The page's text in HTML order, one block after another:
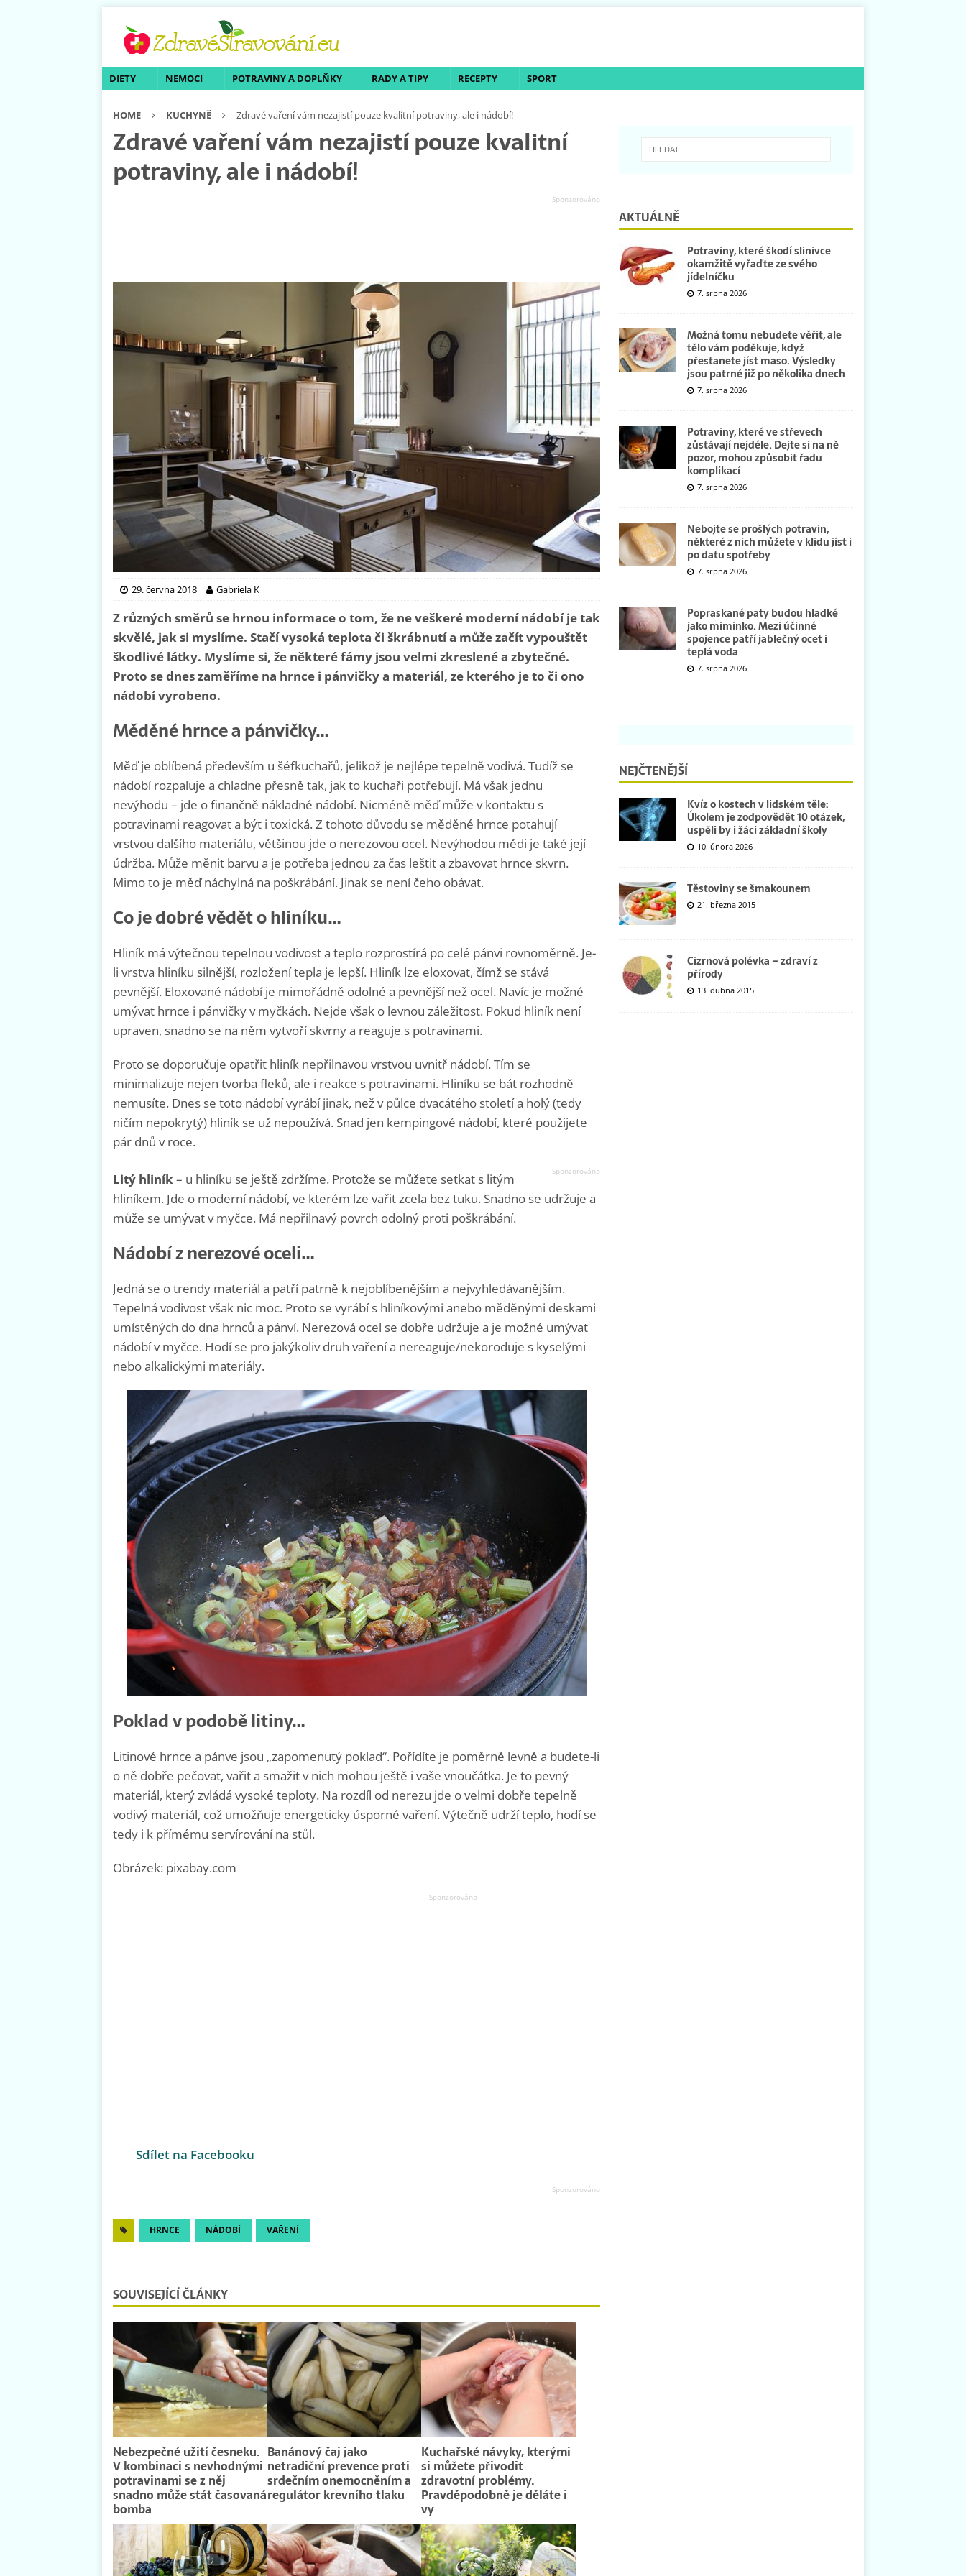
DIETY NEMOCI POTRAVINY A DOPLŇKY RADY A TIPY RECEPTY SPORT
HOME KUCHYNĚ Zdravé vaření vám nezajistí pouze kvalitní potraviny, ale i nádobí!
Zdravé vaření vám nezajistí pouze kvalitní
potraviny, ale i nádobí!
29. června 2018 Gabriela K
Z různých směrů se hrnou informace o tom, že ne veškeré moderní nádobí je tak
skvělé, jak si myslíme. Stačí vysoká teplota či škrábnutí a může začít vypouštět
škodlivé látky. Myslíme si, že některé fámy jsou velmi zkreslené a zbytečné.
Proto se dnes zaměříme na hrnce i pánvičky a materiál, ze kterého je to či ono
nádobí vyrobeno.
Měděné hrnce a pánvičky…
Měď je oblíbená především u šéfkuchařů, jelikož je nejlépe tepelně vodivá. Tudíž se
nádobí rozpaluje a chladne přesně tak, jak to kuchaři potřebují. Má však jednu
nevýhodu – jde o finančně nákladné nádobí. Nicméně měď může v kontaktu s
potravinami reagovat a být i toxická. Z tohoto důvodu se měděné hrnce potahují
vrstvou dalšího materiálu, většinou jde o nerezovou ocel. Nevýhodou mědi je také její
údržba. Může měnit barvu a je potřeba jednou za čas leštit a zbavovat hrnce skvrn.
Mimo to je měď náchylná na poškrábání. Jinak se není čeho obávat.
Co je dobré vědět o hliníku…
Hliník má výtečnou tepelnou vodivost a teplo rozprostírá po celé pánvi rovnoměrně. Je-
li vrstva hliníku silnější, rozložení tepla je lepší. Hliník lze eloxovat, čímž se stává
pevnější. Eloxované nádobí je mimořádně odolné a pevnější než ocel. Navíc je možné
umývat hrnce i pánvičky v myčkách. Nejde však o levnou záležitost. Pokud hliník není
upraven, snadno se na něm vytvoří skvrny a reaguje s potravinami.
Proto se doporučuje opatřit hliník nepřilnavou vrstvou uvnitř nádobí. Tím se
minimalizuje nejen tvorba fleků, ale i reakce s potravinami. Hliníku se bát rozhodně
nemusíte. Dnes se toto nádobí vyrábí jinak, než v půlce dvacátého století a holý (tedy
ničím nepokrytý) hliník se už nepoužívá. Snad jen kempingové nádobí, které použijete
pár dnů v roce.
Litý hliník– u hliníku se ještě zdržíme. Protože se můžete setkat s litým
hliníkem. Jde o moderní nádobí, ve kterém lze vařit zcela bez tuku. Snadno se udržuje a
může se umývat v myčce. Má nepřilnavý povrch odolný proti poškrábání.
Nádobí z nerezové oceli…
Jedná se o trendy materiál a patří patrně k nejoblíbenějším a nejvyhledávanějším.
Tepelná vodivost však nic moc. Proto se vyrábí s hliníkovými anebo měděnými deskami
umístěných do dna hrnců a pánví. Nerezová ocel se dobře udržuje a je možné umývat
nádobí v myčce. Hodí se pro jakýkoliv druh vaření a nereaguje/nekoroduje s kyselými
nebo alkalickými materiály.
Poklad v podobě litiny…
Litinové hrnce a pánve jsou „zapomenutý poklad“. Pořídíte je poměrně levně a budete-li
o ně dobře pečovat, vařit a smažit v nich mohou ještě i vaše vnoučátka. Je to pevný
materiál, který zvládá vysoké teploty. Na rozdíl od nerezu jde o velmi dobře tepelně
vodivý materiál, což umožňuje energeticky úsporné vaření. Výtečně udrží teplo, hodí se
tedy i k přímému servírování na stůl.
Obrázek: pixabay.com
Sdílet na Facebooku
HRNCE NÁDOBÍ VAŘENÍ
SOUVISEJÍCÍ ČLÁNKY
Nebezpečné užití česneku.
V kombinaci s nevhodnými
potravinami se z něj
snadno může stát časovaná
bomba
Banánový čaj jako
netradiční prevence proti
srdečním onemocněním a
regulátor krevního tlaku
Kuchařské návyky, kterými
si můžete přivodit
zdravotní problémy.
Pravděpodobně je děláte i
vy
AKTUÁLNĚ
Potraviny, které škodí slinivce
okamžitě vyřaďte ze svého
jídelníčku
7. srpna 2026
Možná tomu nebudete věřit, ale
tělo vám poděkuje, když
přestanete jíst maso. Výsledky
jsou patrné již po několika dnech
7. srpna 2026
Potraviny, které ve střevech
zůstávají nejdéle. Dejte si na ně
pozor, mohou způsobit řadu
komplikací
7. srpna 2026
Nebojte se prošlých potravin,
některé z nich můžete v klidu jíst i
po datu spotřeby
7. srpna 2026
Popraskané paty budou hladké
jako miminko. Mezi účinné
spojence patří jablečný ocet i
teplá voda
7. srpna 2026
NEJČTENĚJŠÍ
Kvíz o kostech v lidském těle:
Úkolem je zodpovědět 10 otázek,
uspěli by i žáci základní školy
10. února 2026
Těstoviny se šmakounem
21. března 2015
Cizrnová polévka – zdraví z
přírody
13. dubna 2015